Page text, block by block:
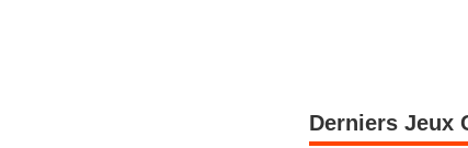
Derniers Jeux